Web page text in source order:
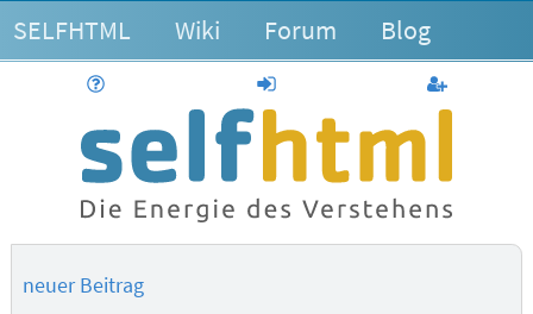
SELFHTML Wiki Forum Blog
anmelden
neuer Beitrag